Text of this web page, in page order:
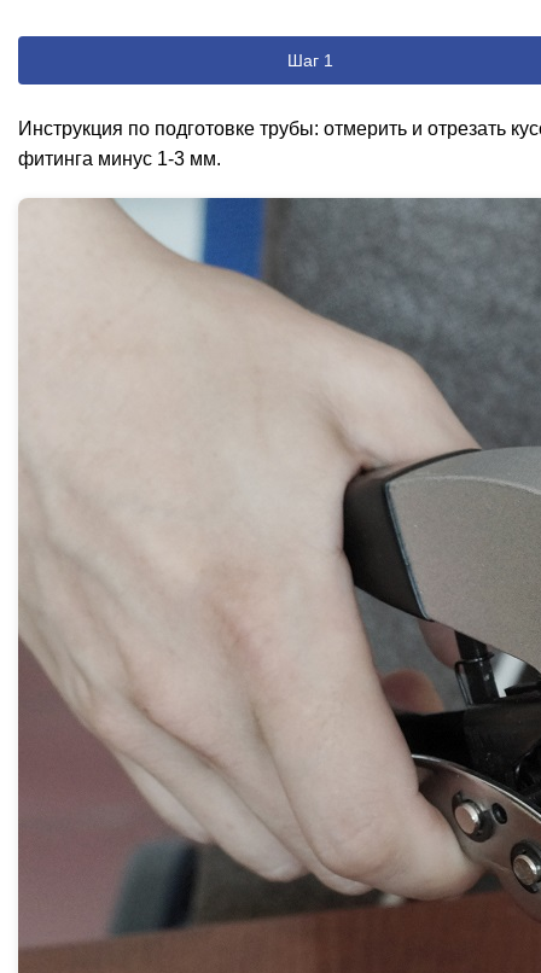
Шаг 1
Инструкция по подготовке трубы: отмерить и отрезать
фитинга минус 1-3 мм.